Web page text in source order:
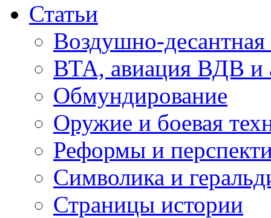
Статьи
Воздушно-десантная
ВТА, авиация ВДВ и
Обмундирование
Оружие и боевая
Реформы и
Символика и
Страницы истории